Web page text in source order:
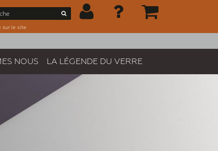
sur le site
NOUS LA LÉGENDE DU VERRE